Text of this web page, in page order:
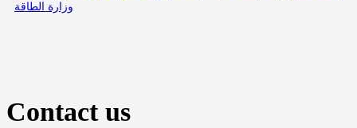
وزارة الطاقة
Contact us